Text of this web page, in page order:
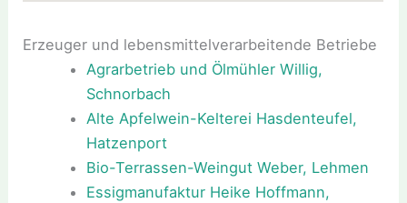
Erzeuger und lebensmittelverarbeitende Betriebe
Agrarbetrieb und Ölmühler Willig,
Schnorbach
Alte Apfelwein-Kelterei Hasdenteufel,
Hatzenport
Bio-Terrassen-Weingut Weber, Lehmen
Essigmanufaktur Heike Hoffmann,